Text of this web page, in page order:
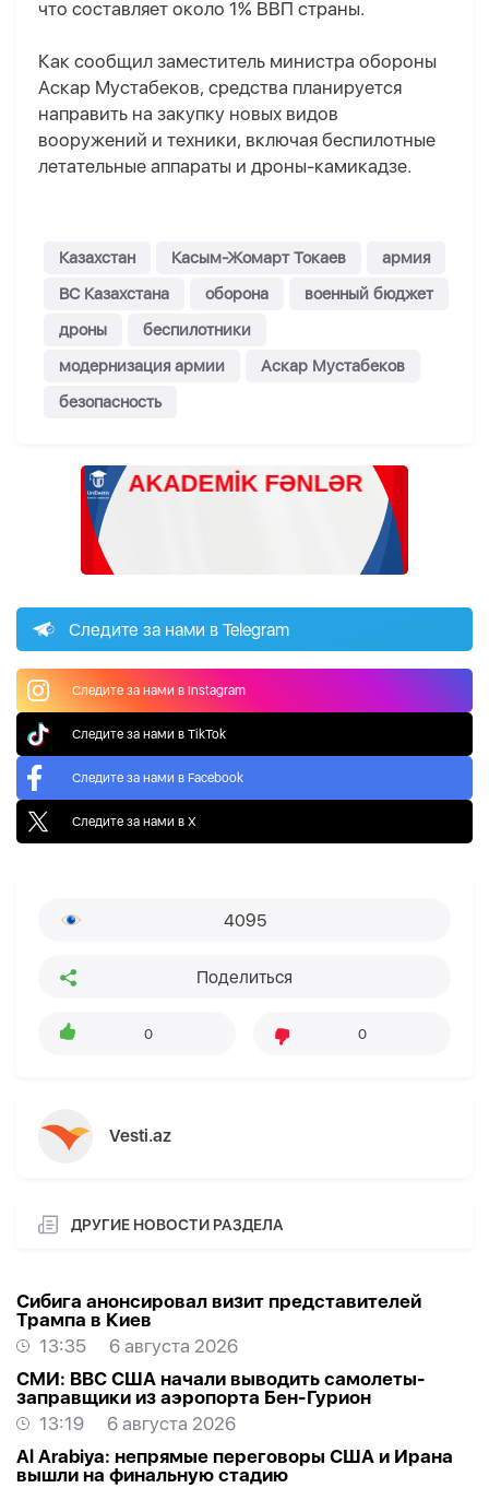
что составляет около 1% ВВП страны.
Как сообщил заместитель министра обороны
Аскар Мустабеков, средства планируется
направить на закупку новых видов
вооружений и техники, включая беспилотные
летательные аппараты и дроны-камикадзе.
Казахстан Касым-Жомарт Токаев
армия
ВС Казахстана
оборона
военный бюджет
дроны
беспилотники
модернизация армии
Аскар Мустабеков
безопасность
Следите за нами в Telegram
Следите за нами в Instagram
Следите за нами в TikTok
Следите за нами в Facebook
Следите за нами в X
4095
Поделиться
0 0
Vesti.az
ДРУГИЕ НОВОСТИ РАЗДЕЛА
Сибига анонсировал визит представителей
Трампа в Киев
13:35
6 августа 2026
СМИ: ВВС США начали выводить самолеты-
заправщики из аэропорта Бен-Гурион
13:19
6 августа 2026
Al Arabiya: непрямые переговоры США и Ирана
вышли на финальную стадию